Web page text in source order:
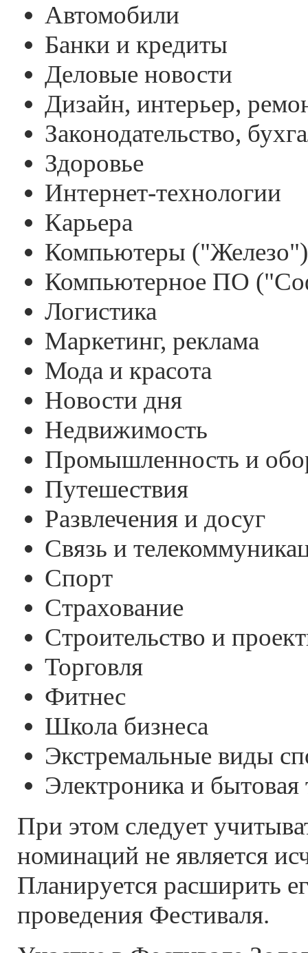
Автомобили
Банки и кредиты
Деловые новости
Дизайн, интерьер,
Законодательство,
Здоровье
Интернет-технологии
Карьера
Компьютеры ("Железо")
Компьютерное ПО
Логистика
Маркетинг, реклама
Мода и красота
Новости дня
Недвижимость
Промышленность и
Путешествия
Развлечения и досуг
Связь и
Спорт
Страхование
Строительство и
Торговля
Фитнес
Школа бизнеса
Экстремальные виды
Электроника и бытовая
При этом следует
номинаций не является
Планируется расширить
проведения Фестиваля.